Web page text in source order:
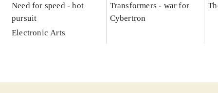
Need for speed - hot
pursuit
Electronic Arts
Transformers - war for
Cybertron